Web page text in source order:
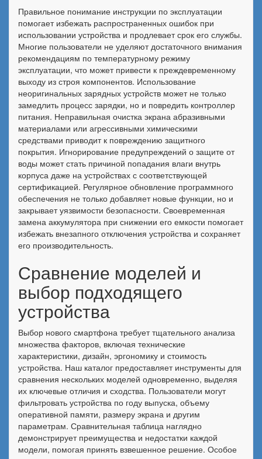
Правильное понимание инструкции по эксплуатации
помогает избежать распространенных ошибок при
использовании устройства и продлевает срок его службы.
Многие пользователи не уделяют достаточного внимания
рекомендациям по температурному режиму
эксплуатации, что может привести к преждевременному
выходу из строя компонентов. Использование
неоригинальных зарядных устройств может не только
замедлить процесс зарядки, но и повредить контроллер
питания. Неправильная очистка экрана абразивными
материалами или агрессивными химическими
средствами приводит к повреждению защитного
покрытия. Игнорирование предупреждений о защите от
воды может стать причиной попадания влаги внутрь
корпуса даже на устройствах с соответствующей
сертификацией. Регулярное обновление программного
обеспечения не только добавляет новые функции, но и
закрывает уязвимости безопасности. Своевременная
замена аккумулятора при снижении его емкости помогает
избежать внезапного отключения устройства и сохраняет
его производительность.
Сравнение моделей и
выбор подходящего
устройства
Выбор нового смартфона требует тщательного анализа
множества факторов, включая технические
характеристики, дизайн, эргономику и стоимость
устройства. Наш каталог предоставляет инструменты для
сравнения нескольких моделей одновременно, выделяя
их ключевые отличия и сходства. Пользователи могут
фильтровать устройства по году выпуска, объему
оперативной памяти, размеру экрана и другим
параметрам. Сравнительная таблица наглядно
демонстрирует преимущества и недостатки каждой
модели, помогая принять взвешенное решение. Особое